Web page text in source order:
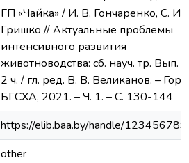
ГП «Чайка» / И. В. Гончаренко, С. И.
Гришко // Актуальные проблемы
интенсивного развития
животноводства: сб. науч. тр. Вып.
2 ч. / гл. ред. В. В. Великанов. –
БГСХА, 2021. – Ч. 1. – С. 130-144
https://elib.baa.by/handle/
other